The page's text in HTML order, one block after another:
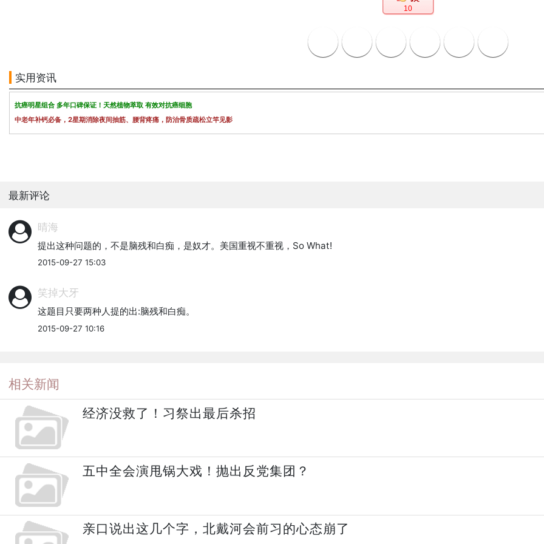
10
实用资讯
抗癌明星组合 多年口碑保证！天然植物萃取 有效对抗癌细胞
中老年补钙必备，2星期消除夜间抽筋、腰背疼痛，防治骨质疏松立竿见影
最新评论
晴海
提出这种问题的，不是脑残和白痴，是奴才。美国重视不重视，So What!
2015-09-27 15:03
笑掉大牙
这题目只要两种人提的出:脑残和白痴。
2015-09-27 10:16
相关新闻
经济没救了！习祭出最后杀招
五中全会演甩锅大戏！抛出反党集团？
亲口说出这几个字，北戴河会前习的心态崩了